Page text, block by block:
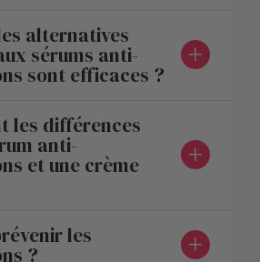
alternatives
sérums anti-
sont efficaces ?
les différences
anti-
et une crème
les
?